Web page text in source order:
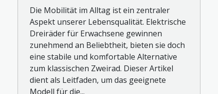
Die Mobilität im Alltag ist ein zentraler
Aspekt unserer Lebensqualität. Elektrische
Dreiräder für Erwachsene gewinnen
zunehmend an Beliebtheit, bieten sie doch
eine stabile und komfortable Alternative
zum klassischen Zweirad. Dieser Artikel
dient als Leitfaden, um das geeignete
Modell für die...